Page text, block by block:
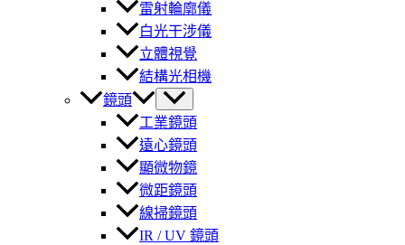
雷射輪廓儀
白光干涉儀
立體視覺
結構光相機
鏡頭
工業鏡頭
遠心鏡頭
顯微物鏡
微距鏡頭
線掃鏡頭
IR / UV 鏡頭